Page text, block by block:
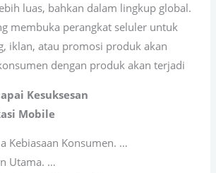
luas, bahkan dalam lingkup global.
membuka perangkat seluler untuk
iklan, atau promosi produk akan
dengan produk akan terjadi
Kesuksesan
Mobile
Kebiasaan Konsumen. …
Utama. …